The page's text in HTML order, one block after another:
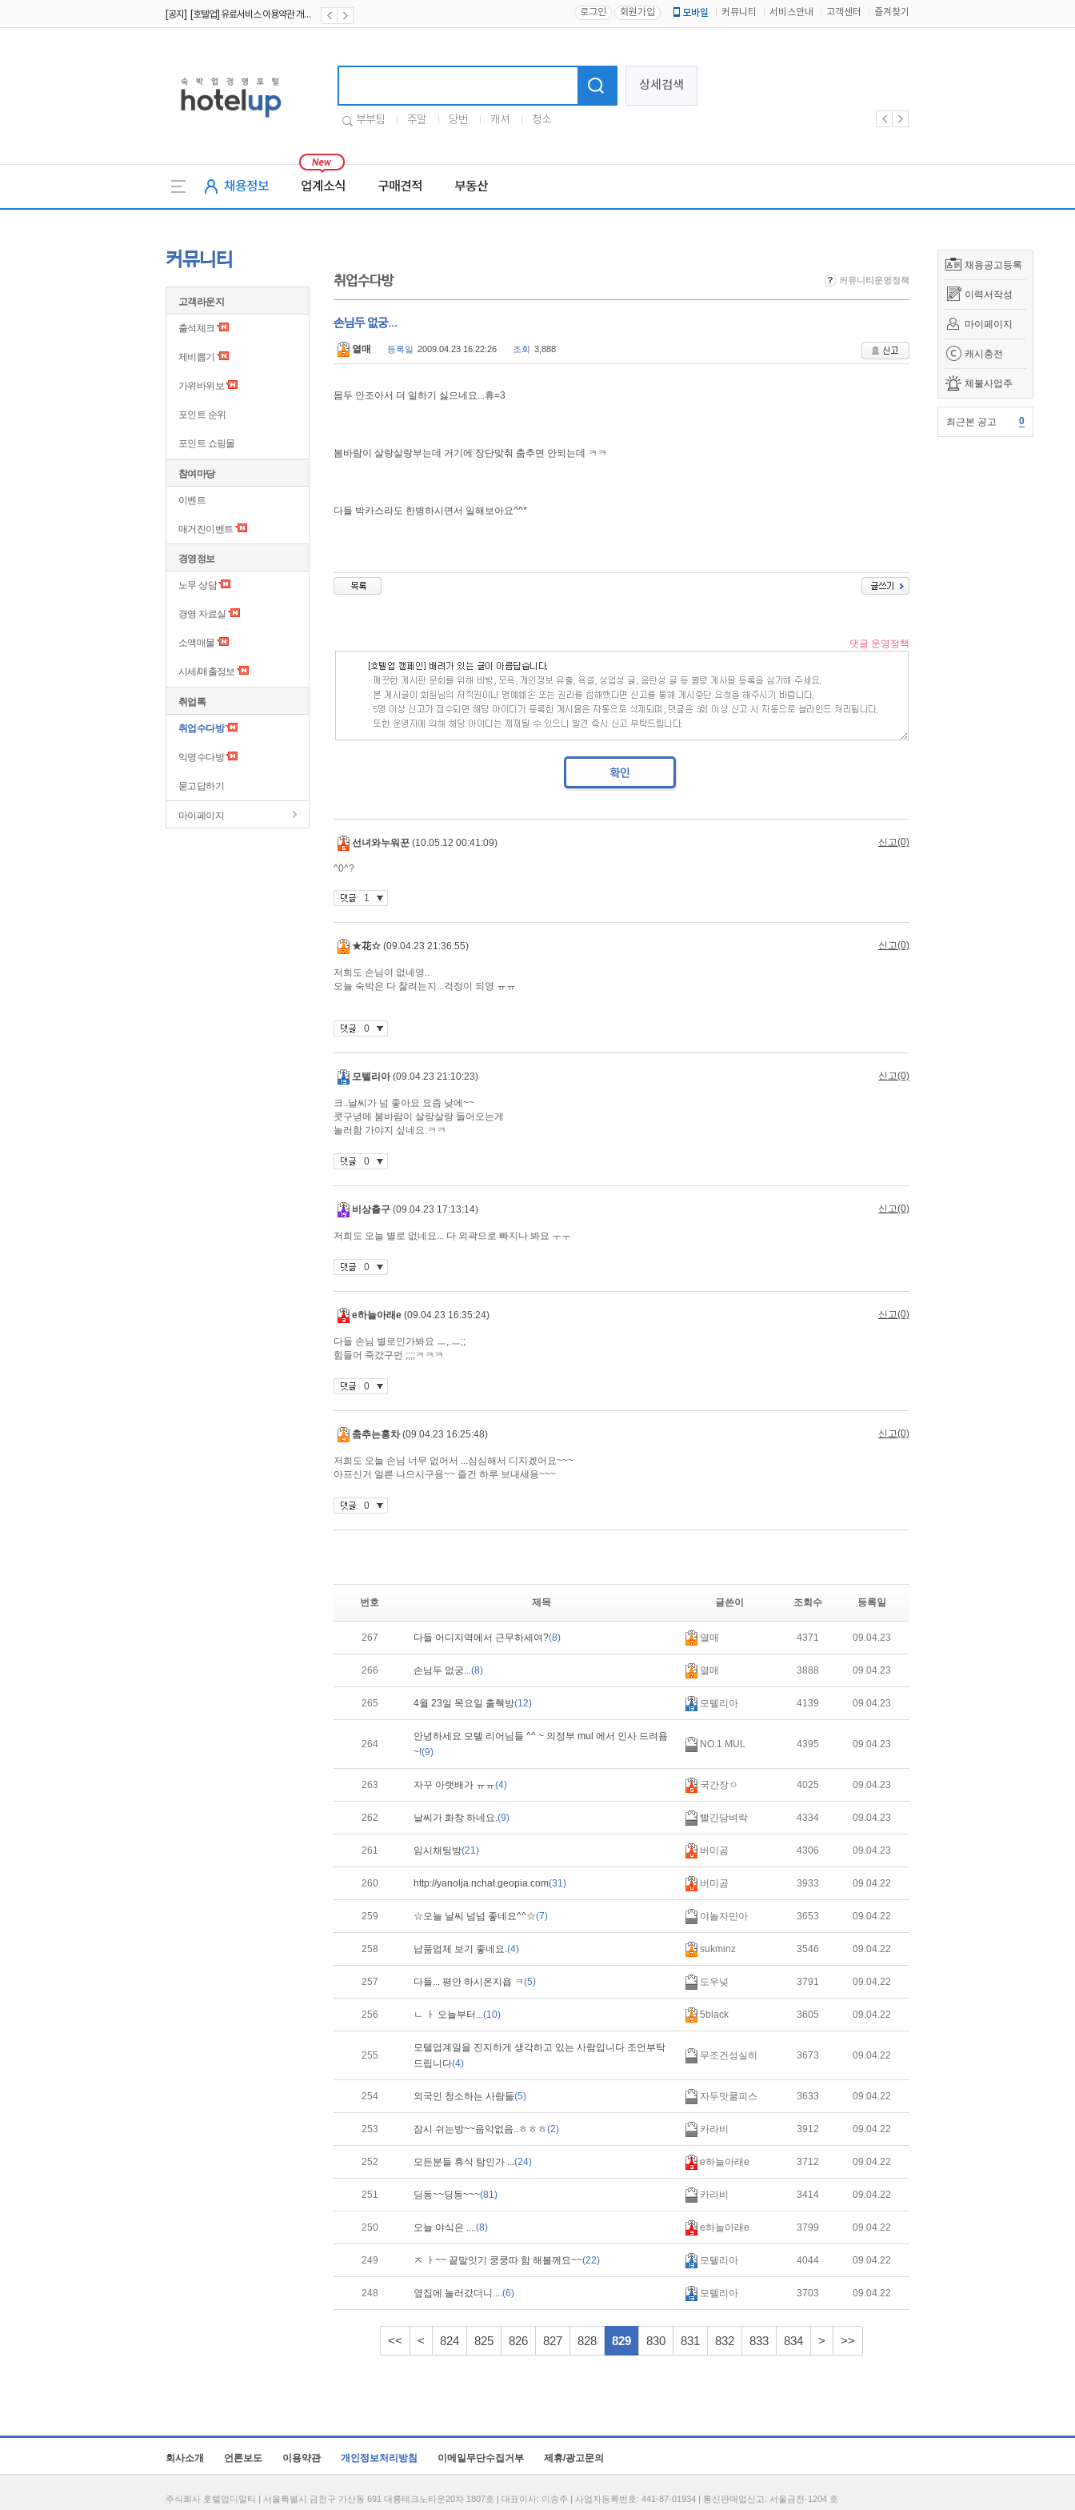
[공지] [호텔업] 개인정보 처리방침 개정본2 (19.09.02) 로그인 회원가입 모바일 커뮤니티 서비스안내 고객센터 즐겨찾기
상세검색
부부팀 주말 당번 캐셔 청소
채용정보 업계소식 구매견적 부동산
채용공고등록
이력서작성
마이페이지
캐시충전
체불사업주
최근본 공고 0
커뮤니티
고객라운지
출석체크
제비뽑기
가위바위보
포인트 순위
포인트 쇼핑몰
참여마당
이벤트
매거진이벤트
경영정보
노무 상담
경영 자료실
소액매물
시세/매출정보
취업톡
취업수다방
익명수다방
묻고답하기
마이페이지
취업수다방 커뮤니티운영정책
손님두 없궁...
열매 등록일 2009.04.23 16:22:26 조회 3,888
몸두 안조아서 더 일하기 싫으네요...휴=3
봄바람이 살랑살랑부는데 거기에 장단맞춰 춤추면 안되는데 ㅋㅋ
다들 박카스라도 한병하시면서 일해보아요^^*
번호 제목 글쓴이 조회수 등록일
267 다들 어디지역에서 근무하세여?(8) 열매 4371 09.04.23
266 손님두 없궁...(8) 열매 3888 09.04.23
265 4월 23일 목요일 출췍방(12) 모텔리아 4139 09.04.23
264
안녕하세요 모텔 리어님들 ^^ ~ 의정부 mul 에서 인사 드려욤
~!(9)
NO.1 MUL 4395 09.04.23
263 자꾸 아랫배가 ㅠㅠ(4) 국간장ㅇ 4025 09.04.23
262 날씨가 화창 하네요.(9) 빨간담벼락 4334 09.04.23
261 임시채팅방(21) 버미곰 4306 09.04.23
260 http://yanolja.nchat.geopia.com(31) 버미곰 3933 09.04.22
259 ☆오늘 날씨 넘넘 좋네요^^☆(7) 야놀자민아 3653 09.04.22
258 납품업체 보기 좋네요.(4) sukminz 3546 09.04.22
257 다들... 평안 하시온지욥 ㅋ(5) 도우넞 3791 09.04.22
256 ㄴ ㅏ 오늘부터...(10) 5black 3605 09.04.22
255
모텔업계일을 진지하게 생각하고 있는 사람입니다 조언부탁
드립니다(4)
무조건성실히 3673 09.04.22
254 외국인 청소하는 사람들(5) 자두맛쿨피스 3633 09.04.22
253 잠시 쉬는방~~음악없음..ㅎㅎㅎ(2) 카라비 3912 09.04.22
252 모든분들 휴식 탐인가 ...(24) e하늘아래e 3712 09.04.22
251 딩동~~딩동~~~(81) 카라비 3414 09.04.22
250 오늘 야식은 ....(8) e하늘아래e 3799 09.04.22
249 ㅈ ㅏ~~ 끝말잇기 쿵쿵따 함 해볼께요~~(22) 모텔리아 4044 09.04.22
248 옆집에 놀러갔더니....(6) 모텔리아 3703 09.04.22
<< < 824 825 826 827 828 829 830 831 832 833 834 > >>
회사소개 언론보도 이용약관 개인정보처리방침 이메일무단수집거부 제휴/광고문의
주식회사 호텔업디알티 | 서울특별시 금천구 가산동 691 대륭테크노타운20차 1807호 | 대표이사: 이송주 | 사업자등록번호: 441-87-01934 | 통신판매업신고: 서울금천-1204 호